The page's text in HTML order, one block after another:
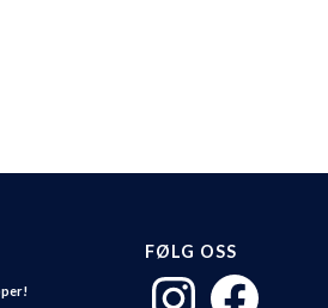
FØLG OSS
Instagram Facebook